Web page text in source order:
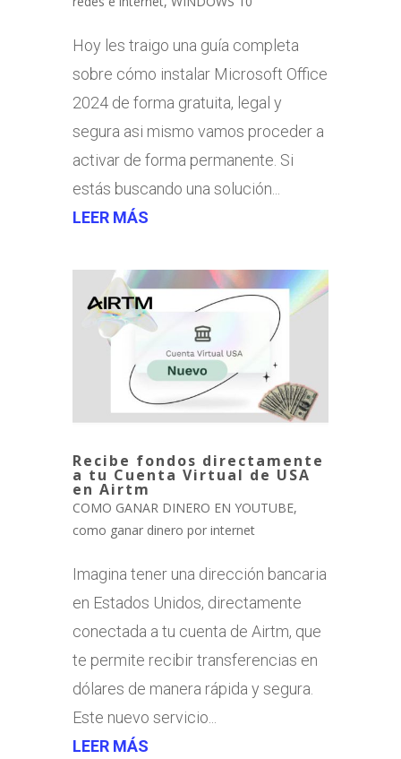
Hoy les traigo una guía completa
sobre cómo instalar Microsoft Office
2024 de forma gratuita, legal y
segura asi mismo vamos proceder a
activar de forma permanente. Si
estás buscando una solución...
LEER MÁS
Recibe fondos directamente
a tu Cuenta Virtual de USA
en Airtm
COMO GANAR DINERO EN YOUTUBE,
como ganar dinero por internet
Imagina tener una dirección bancaria
en Estados Unidos, directamente
conectada a tu cuenta de Airtm, que
te permite recibir transferencias en
dólares de manera rápida y segura.
Este nuevo servicio...
LEER MÁS